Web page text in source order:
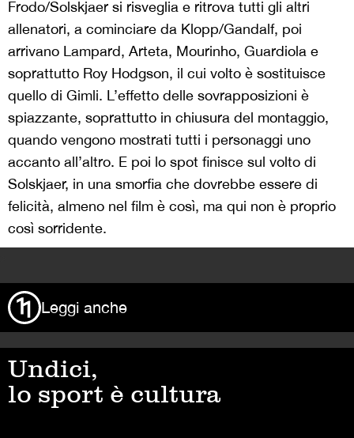
Frodo/Solskjaer si risveglia e ritrova tutti gli altri
allenatori, a cominciare da Klopp/Gandalf, poi
arrivano Lampard, Arteta, Mourinho, Guardiola e
soprattutto Roy Hodgson, il cui volto è sostituisce
quello di Gimli. L’effetto delle sovrapposizioni è
spiazzante, soprattutto in chiusura del montaggio,
quando vengono mostrati tutti i personaggi uno
accanto all’altro. E poi lo spot finisce sul volto di
Solskjaer, in una smorfia che dovrebbe essere di
felicità, almeno nel film è così, ma qui non è proprio
così sorridente.
Leggi anche
Undici,
lo sport è cultura